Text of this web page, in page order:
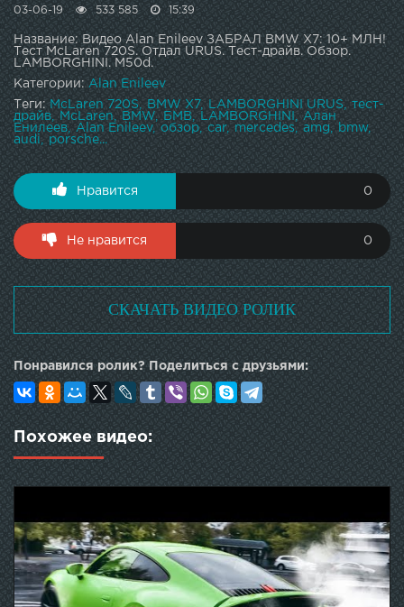
03-06-19 533 585 15:39
Название: Видео Alan Enileev ЗАБРАЛ BMW X7: 10+ МЛН!
Тест McLaren 720S. Отдал URUS. Тест-драйв. Обзор.
LAMBORGHINI. M50d.
Категории: Alan Enileev
Теги: McLaren 720S BMW X7 LAMBORGHINI URUS
тест-
драйв
McLaren BMW БМВ LAMBORGHINI
Алан
Енилеев
Alan Enileev обзор car mercedes amg
bmw
audi
porsche...
Нравится 0
Не нравится 0
СКАЧАТЬ ВИДЕО РОЛИК
Понравился ролик? Поделиться с друзьями:
Похожее видео: